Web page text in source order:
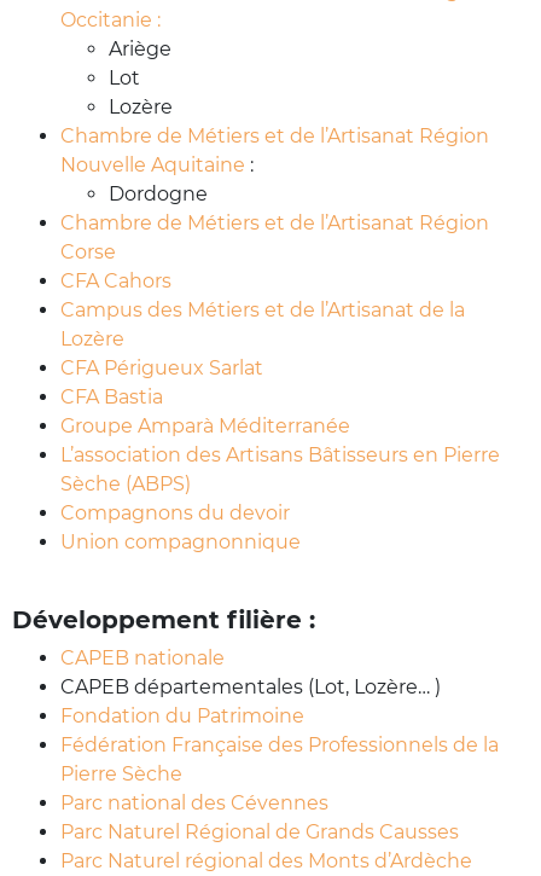
Occitanie :
Ariège
Lot
Lozère
Chambre de Métiers et de l’Artisanat Région
Nouvelle Aquitaine :
Dordogne
Chambre de Métiers et de l’Artisanat Région
Corse
CFA Cahors
Campus des Métiers et de l’Artisanat de la
Lozère
CFA Périgueux Sarlat
CFA Bastia
Groupe Amparà Méditerranée
L’association des Artisans Bâtisseurs en Pierre
Sèche (ABPS)
Compagnons du devoir
Union compagnonnique
Développement filière :
CAPEB nationale
CAPEB départementales (Lot, Lozère… )
Fondation du Patrimoine
Fédération Française des Professionnels de la
Pierre Sèche
Parc national des Cévennes
Parc Naturel Régional de Grands Causses
Parc Naturel régional des Monts d’Ardèche